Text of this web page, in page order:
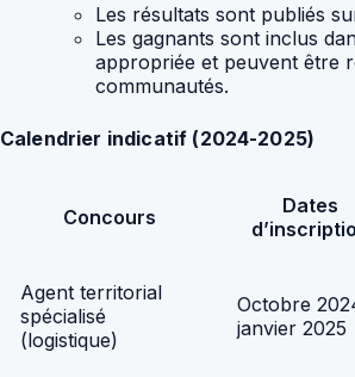
Les résultats sont publiés
Les gagnants sont inclus
appropriée et peuvent être
communautés.
Calendrier indicatif (2024-2025)
Concours
Dates
Agent territorial
spécialisé
(logistique)
Octobre
janvier 2025